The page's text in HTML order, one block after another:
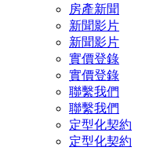
房產新聞
新聞影片
新聞影片
實價登錄
實價登錄
聯繫我們
聯繫我們
定型化契約
定型化契約